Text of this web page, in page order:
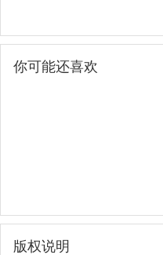
你可能还喜欢
版权说明